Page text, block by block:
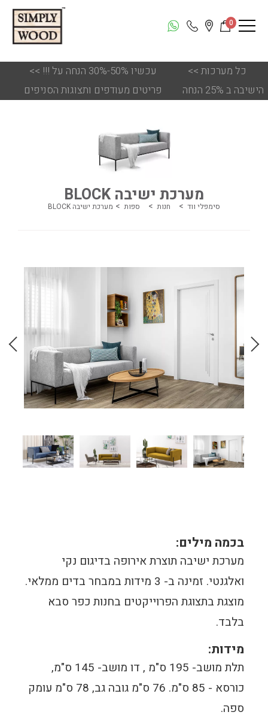
0
<< !!! עכשיו 50%-30% הנחה על
פריטים מעודפים ותצוגות הסניפים
<< כל מערכות
הישיבה ב 25% הנחה
מערכת ישיבה BLOCK
סימפלי ווד חנות ספות מערכת ישיבה BLOCK
בכמה מילים:
מערכת ישיבה תוצרת אירופה בדיגום נקי
ואלגנטי. זמינה ב- 3 מידות במבחר בדים ממלאי.
מוצגת בתצוגת הפרוייקטים בחנות כפר סבא
בלבד.
מידות:
תלת מושב- 195 ס"מ , דו מושב- 145 ס"מ,
כורסא - 85 ס"מ. 76 ס"מ גובה גב, 78 ס"מ עומק
ספה.